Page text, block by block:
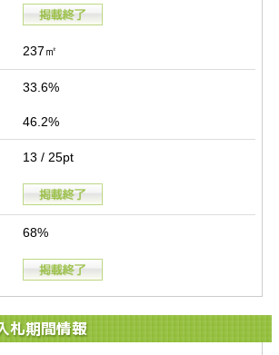
237㎡
33.6%
46.2%
13 / 25pt
68%
札期間情報